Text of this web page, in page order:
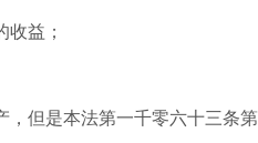
收益；
，但是本法第一千零六十三条第